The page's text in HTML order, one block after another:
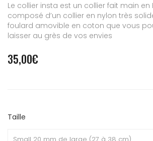
Le collier insta est un collier fait main en
composé d’un collier en nylon très
foulard amovible en coton que vous
laisser au grès de vos envies
35,00€
Taille